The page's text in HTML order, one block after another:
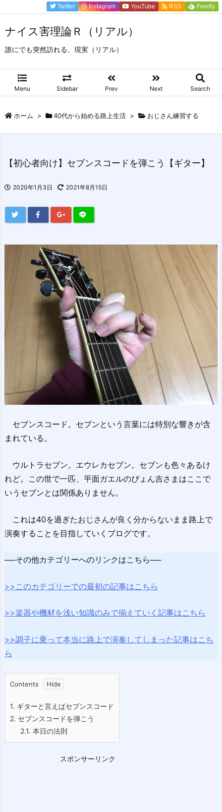
ナイス害理論Ｒ（リアル）
誰にでも突然訪れる、現実（リアル）
Menu Sidebar Prev Next Search
Twitter Instagram YouTube RSS Feedly
ホーム > 40代から始める路上生活 > おじさん練習する
【初心者向け】セブンスコードを弾こう【ギター】
2020年1月3日 2021年8月15日
セブンスコード。セブンという言葉には特別な響きが含
まれている。
ウルトラセブン。エウレカセブン。セブンも色々あるけ
れど。この世で一匹、平面ガエルのぴょん吉さまはここで
いうセブンとは関係ありません。
これは40を過ぎたおじさんが良く分からないまま路上で
演奏することを目指していくブログです。
──その他カテゴリーへのリンクはこちら──
>>このカテゴリーでの最初の記事はこちら
>>楽器や機材を浅い知識のみで揃えていく記事はこちら
>>調子に乗って本当に路上で演奏してしまった記事はこち
ら
Contents
1. ギターと言えばセブンスコード
2. セブンスコードを弾こう
2.1. 本日の法則
スポンサーリンク